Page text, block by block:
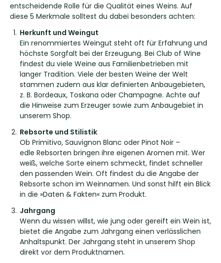
entscheidende Rolle für die Qualität eines Weins. Auf
diese 5 Merkmale solltest du dabei besonders achten:
Herkunft und Weingut
Ein renommiertes Weingut steht oft für Erfahrung und
höchste Sorgfalt bei der Erzeugung. Bei Club of Wine
findest du viele Weine aus Familienbetrieben mit
langer Tradition. Viele der besten Weine der Welt
stammen zudem aus klar definierten Anbaugebieten,
z. B. Bordeaux, Toskana oder Champagne. Achte auf
die Hinweise zum Erzeuger sowie zum Anbaugebiet in
unserem Shop.
Rebsorte und Stilistik
Ob Primitivo, Sauvignon Blanc oder Pinot Noir –
edle Rebsorten bringen ihre eigenen Aromen mit. Wer
weiß, welche Sorte einem schmeckt, findet schneller
den passenden Wein. Oft findest du die Angabe der
Rebsorte schon im Weinnamen. Und sonst hilft ein Blick
in die »Daten & Fakten« zum Produkt.
Jahrgang
Wenn du wissen willst, wie jung oder gereift ein Wein ist,
bietet die Angabe zum Jahrgang einen verlässlichen
Anhaltspunkt. Der Jahrgang steht in unserem Shop
direkt vor dem Produktnamen.